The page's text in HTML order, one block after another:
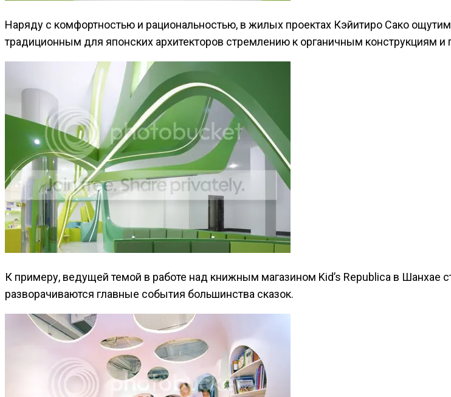
Наряду с комфортностью и рациональностью, в жилых проектах Кэйитиро Сако
традиционным для японских архитекторов стремлению к органичным конструкциям
К примеру, ведущей темой в работе над книжным магазином Kid’s Republiсa в Шанхае
разворачиваются главные события большинства сказок.